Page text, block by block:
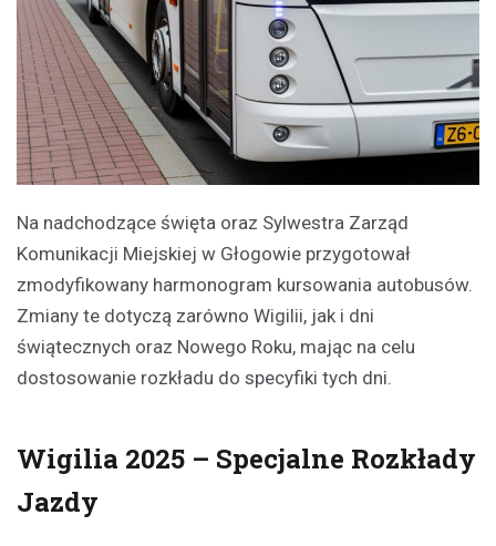
Na nadchodzące święta oraz Sylwestra Zarząd
Komunikacji Miejskiej w Głogowie przygotował
zmodyfikowany harmonogram kursowania autobusów.
Zmiany te dotyczą zarówno Wigilii, jak i dni
świątecznych oraz Nowego Roku, mając na celu
dostosowanie rozkładu do specyfiki tych dni.
Wigilia 2025 – Specjalne Rozkłady
Jazdy